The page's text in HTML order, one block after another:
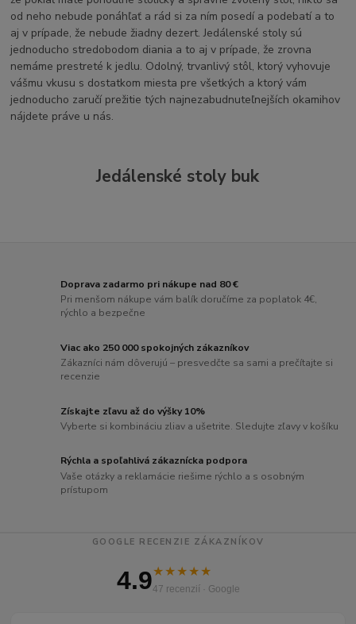
od neho nebude ponáhľať a rád si za ním posedí a podebatí a to
aj v prípade, že nebude žiadny dezert. Jedálenské stoly sú
jednoducho stredobodom diania a to aj v prípade, že zrovna
nemáme prestreté k jedlu. Odolný, trvanlivý stôl, ktorý vyhovuje
vášmu vkusu s dostatkom miesta pre všetkých a ktorý vám
jednoducho zaručí prežitie tých najnezabudnuteľnejších okamihov
nájdete práve u nás.
Jedálenské stoly buk
Doprava zadarmo pri nákupe nad 80 €
Pri menšom nákupe vám balík doručíme za poplatok 4€,
rýchlo a bezpečne
Viac ako 250 000 spokojných zákazníkov
Zákazníci nám dôverujú – presvedčte sa sami a prečítajte si
recenzie
Získajte zľavu až do výšky 10%
Vyberte si kombináciu zliav a ušetrite. Sledujte zľavy v košíku
Rýchla a spoľahlivá zákaznícka podpora
Vaše otázky a reklamácie riešime rýchlo a s osobným
prístupom
GOOGLE RECENZIE ZÁKAZNÍKOV
4.9★★★★★
47 recenzií · Google